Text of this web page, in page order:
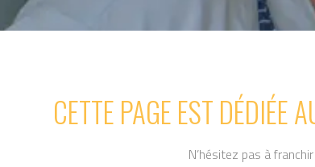
CETTE PAGE EST DÉDIÉE
N’hésitez pas à